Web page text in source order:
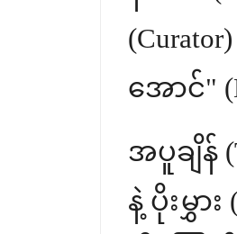
အောင်"
အပူချိန်
နဲ့ ပိုးမွှာ